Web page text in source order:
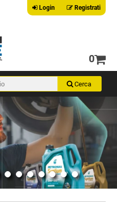
Login Registrati
0